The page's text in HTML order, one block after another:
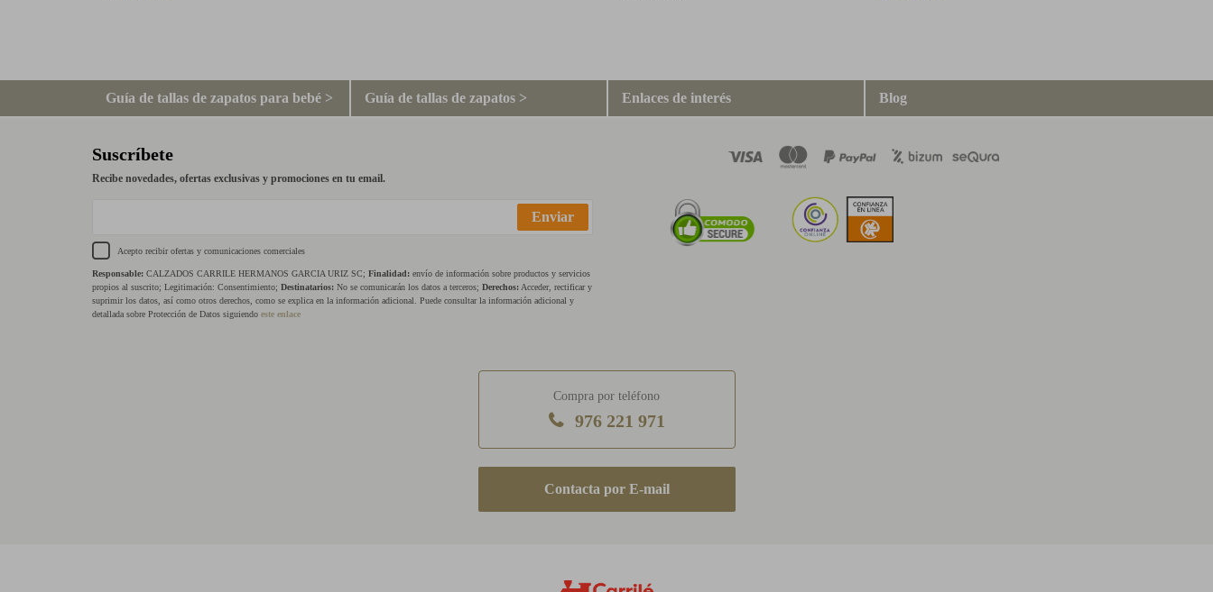
Guía de tallas de zapatos para bebé > Guía de tallas de zapatos > Enlaces de interés Blog
Suscríbete
Recibe novedades, ofertas exclusivas y promociones en tu email.
Enviar
Acepto recibir ofertas y comunicaciones comerciales
Responsable: CALZADOS CARRILE HERMANOS GARCIA URIZ SC; Finalidad: envío de información sobre productos y servicios
propios al suscrito; Legitimación: Consentimiento; Destinatarios: No se comunicarán los datos a terceros; Derechos: Acceder, rectificar y
suprimir los datos, así como otros derechos, como se explica en la información adicional. Puede consultar la información adicional y
detallada sobre Protección de Datos siguiendo este enlace
Compra por teléfono
976 221 971
E-mail